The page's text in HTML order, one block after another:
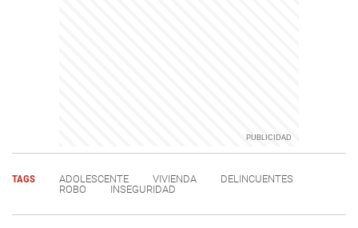
TAGS ADOLESCENTE VIVIENDA
DELINCUENTES
ROBO
INSEGURIDAD